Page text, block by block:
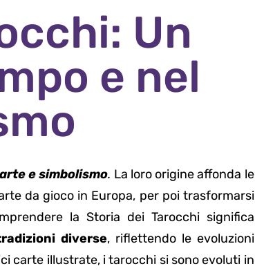
Un
e nel
e simbolismo. La loro origine affonda le
da gioco in Europa, per poi trasformarsi
la Storia dei Tarocchi significa
diverse, riflettendo le evoluzioni
carte illustrate, i tarocchi si sono evoluti in